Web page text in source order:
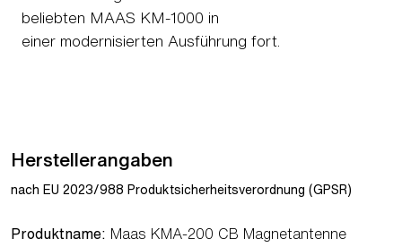
beliebten MAAS KM-1000 in
einer modernisierten Ausführung fort.
Herstellerangaben
nach EU 2023/988 Produktsicherheitsverordnung (GPSR)
Produktname: Maas KMA-200 CB Magnetantenne